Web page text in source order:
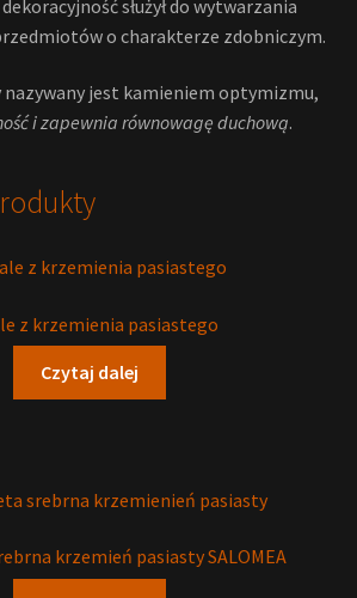
służył do wytwarzania
o charakterze zdobniczym.
jest kamieniem optymizmu,
i zapewnia równowagę duchową.
z krzemienia pasiastego
Czytaj dalej
krzemień pasiasty SALOMEA